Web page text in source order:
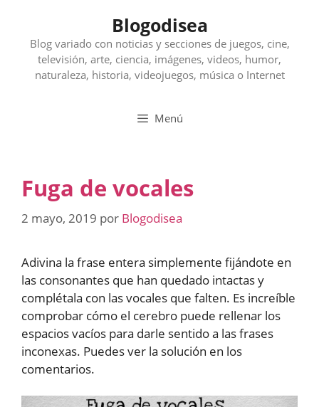
contenido
Blogodisea
Blog variado con noticias y secciones de juegos, cine,
televisión, arte, ciencia, imágenes, videos, humor,
naturaleza, historia, videojuegos, música o Internet
Menú
Fuga de vocales
2 mayo, 2019 por Blogodisea
Adivina la frase entera simplemente fijándote en
las consonantes que han quedado intactas y
complétala con las vocales que falten. Es increíble
comprobar cómo el cerebro puede rellenar los
espacios vacíos para darle sentido a las frases
inconexas. Puedes ver la solución en los
comentarios.